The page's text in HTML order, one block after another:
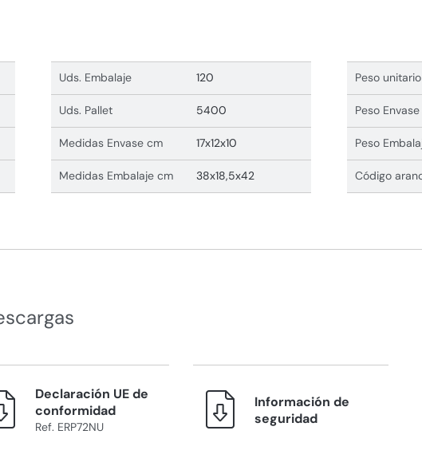
Uds. Embalaje 120
Uds. Pallet 5400
Medidas Envase cm 17x12x10
Medidas Embalaje cm 38x18,5x42
Peso
Peso
Peso
Código
Declaración UE de
conformidad
Ref. ERP72NU
Información de
seguridad